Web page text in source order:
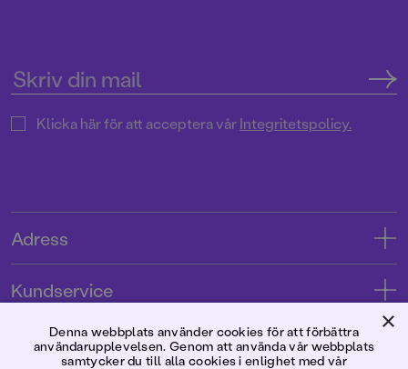
Klicka här för att acceptera vårIntegritetspolicy.
Adress
Tryckerigatan 4
Kundservice
Kontakta oss
Kundservice
Förlaget
×
Denna webbplats använder cookies för att förbättra
användarupplevelsen. Genom att använda vår webbplats
samtycker du till alla cookies i enlighet med vår